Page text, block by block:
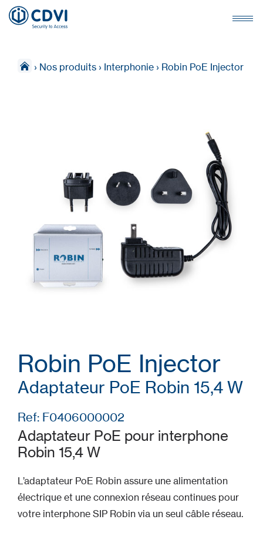
› Nos produits › Interphonie › Robin PoE Injector
Robin PoE Injector
Adaptateur PoE Robin 15,4 W
Ref: F0406000002
Adaptateur PoE pour interphone
Robin 15,4 W
L’adaptateur PoE Robin assure une alimentation
électrique et une connexion réseau continues pour
votre interphone SIP Robin via un seul câble réseau.